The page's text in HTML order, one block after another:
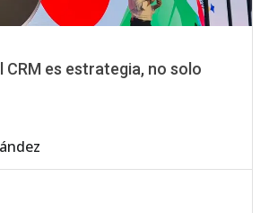
CRM es estrategia, no solo